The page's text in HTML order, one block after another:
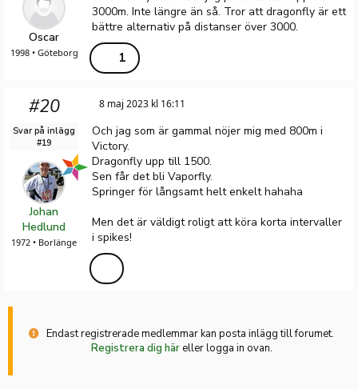
Oscar
1998 • Göteborg
3000m. Inte längre än så. Tror att dragonfly är ett
bättre alternativ på distanser över 3000.
1
#20
Svar på inlägg
#19
Johan
Hedlund
1972 • Borlänge
8 maj 2023 kl 16:11
Och jag som är gammal nöjer mig med 800m i
Victory.
Dragonfly upp till 1500.
Sen får det bli Vaporfly.
Springer för långsamt helt enkelt hahaha
Men det är väldigt roligt att köra korta intervaller
i spikes!
Endast registrerade medlemmar kan posta inlägg till forumet.
Registrera dig häreller logga in ovan.